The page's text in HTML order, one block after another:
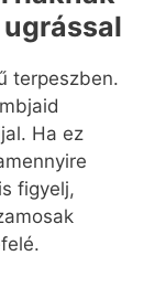
terpeszben.
Ha ez
figyelj,